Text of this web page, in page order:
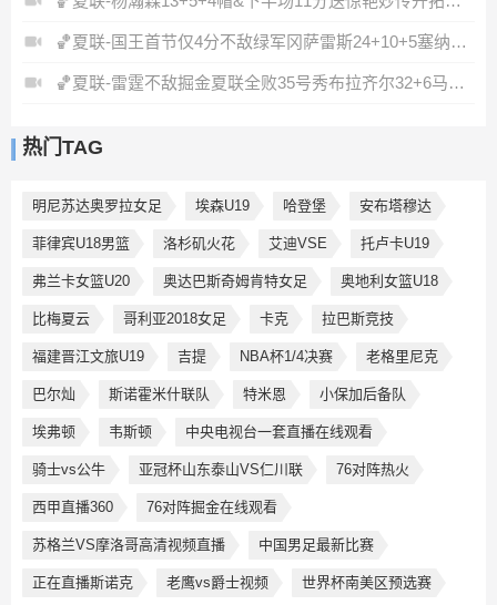
🏀夏联-国王首节仅4分不敌绿军冈萨雷斯24+10+5塞纳克10+12
🏀夏联-雷霆不敌掘金夏联全败35号秀布拉齐尔32+6马拉14+7+6
热门TAG
明尼苏达奥罗拉女足 埃森U19 哈登堡 安布塔穆达
菲律宾U18男篮 洛杉矶火花 艾迪VSE 托卢卡U19
弗兰卡女篮U20 奥达巴斯奇姆肯特女足 奥地利女篮U18
比梅夏云 哥利亚2018女足 卡克 拉巴斯竞技
福建晋江文旅U19 吉提 NBA杯1/4决赛 老格里尼克
巴尔灿 斯诺霍米什联队 特米恩 小保加后备队
埃弗顿 韦斯顿 中央电视台一套直播在线观看
骑士vs公牛 亚冠杯山东泰山VS仁川联 76对阵热火
西甲直播360 76对阵掘金在线观看
苏格兰VS摩洛哥高清视频直播 中国男足最新比赛
正在直播斯诺克 老鹰vs爵士视频 世界杯南美区预选赛